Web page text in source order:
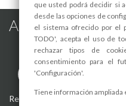
Alhama de Murcia
Registro de actividades de
que usted podrá decidir si
desde las opciones de
el sistema ofrecido por el
TODO', acepta el uso de
rechazar tipos de
consentimiento para el
'Configuración'.
Tiene información ampliada